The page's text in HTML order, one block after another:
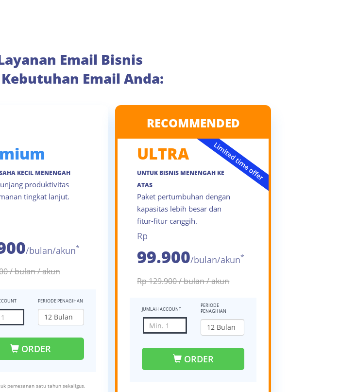
Email Bisnis
Email Anda:
KECIL MENENGAH
produktivitas
tingkat lanjut.
/bulan/akun*
/ bulan / akun
PERIODE PENAGIHAN
ORDER
pemesanan satu tahun sekaligus.
RECOMMENDED
ULTRA
UNTUK BISNIS MENENGAH KE
ATAS
Paket pertumbuhan dengan
kapasitas lebih besar dan
fitur-fitur canggih.
Rp
99.900/bulan/akun*
Rp 129.900 / bulan / akun
JUMLAH ACCOUNT
PERIODE
PENAGIHAN
ORDER